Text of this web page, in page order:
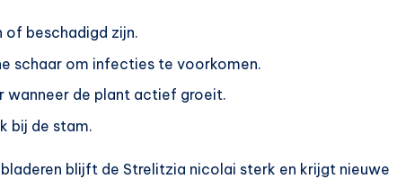
of beschadigd zijn.
schaar om infecties te voorkomen.
wanneer de plant actief groeit.
bij de stam.
blijft de Strelitzia nicolai sterk en krijgt nieuwe